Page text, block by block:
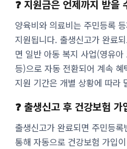
❓ 지원금은 언제까지 받을
양육비와 의료비는 주민등록
지원됩니다. 출생신고가 완료
면 일반 아동 복지 사업(영유
등)으로 자동 전환되어 계속
지원 기간은 개별 상황에 따라
❓ 출생신고 후 건강보험
출생신고가 완료되면 주민등
통해 자동으로 건강보험 가입